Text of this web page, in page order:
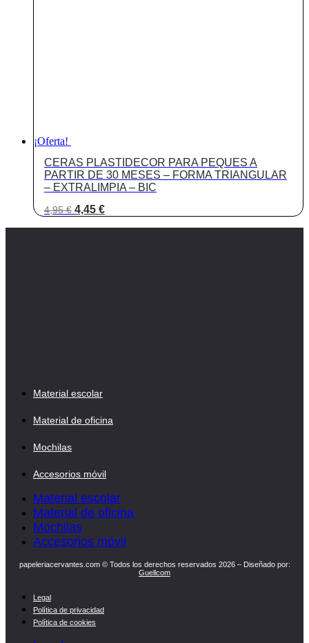
¡Oferta!
CERAS PLASTIDECOR PARA PEQUES A
PARTIR DE 30 MESES – FORMA TRIANGULAR
– EXTRALIMPIA – BIC
4,95€ El
4,45 €El
Material escolar
Material de oficina
Mochilas
Accesorios móvil
Material escolar
Material de oficina
Mochilas
Accesorios móvil
papeleriacervantes.com © Todos los derechos reservados 2026 – Diseñado por:
Guellcom
Legal
Política de privacidad
Política de cookies